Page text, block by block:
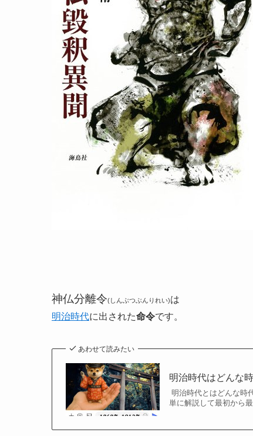
神仏分離令(しんぶつぶんりれい)は
明治時代に出された命令です。
あわせて読みたい
明治時代はどんな
明治時代とはどんな時
単に解説して最初から